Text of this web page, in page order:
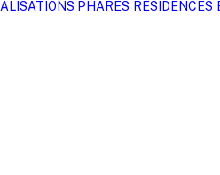
PHARES RÉSIDENCES